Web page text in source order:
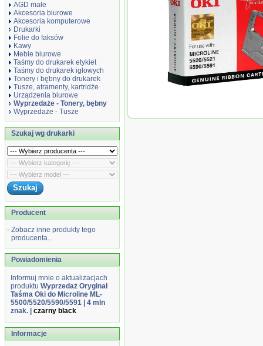
AGD małe
Akcesoria biurowe
Akcesoria komputerowe
Drukarki
Folie do faksów
Kawy
Meble biurowe
Taśmy do drukarek etykiet
Taśmy do drukarek igłowych
Tonery i bębny do drukarek
Tusze, atramenty, kartridże
Urządzenia biurowe
Wyprzedaże - Tonery, bębny
Wyprzedaże - Tusze
Szukaj wg drukarki
Producent
- Zobacz inne produkty tego
producenta...
Powiadomienia
Informuj mnie o aktualizacjach
produktu Wyprzedaż Oryginał
Taśma Oki do Microline ML-
5500/5520/5590/5591 | 4 mln
znak. |
czarny black
Informacje
Wyprzedaż Oryginał Taśma